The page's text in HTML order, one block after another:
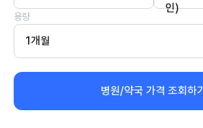
인)
용량
1개월
병원/약국 가격 조회하기